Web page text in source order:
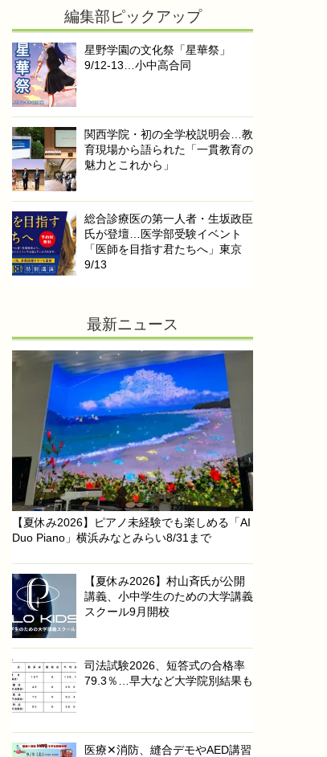
編集部ピックアップ
星野学園の文化祭「星華祭」
9/12-13…小中高合同
関西学院・初の全学校説明会…教
育現場から語られた「一貫教育の
魅力とこれから」
総合診療医の第一人者・生坂政臣
氏が登壇…医学部受験イベント
「医師を目指す君たちへ」東京
9/13
最新ニュース
【夏休み2026】ピアノ未経験でも楽しめる「AI
Duo Piano」横浜みなとみらい8/31まで
【夏休み2026】村山斉氏が公開
講義、小中学生のための大学講義
スクール9月開校
司法試験2026、短答式の合格率
79.3％…早大など大学院別結果も
医療✕消防、縫合デモやAED講習